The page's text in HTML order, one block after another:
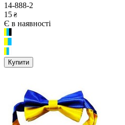
14-888-2
15 ₴
Є в наявності
Купити